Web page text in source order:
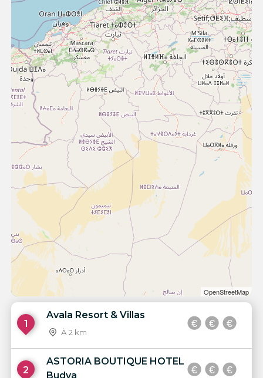
OpenStreetMap
1
Avala Resort & Villas
À 2 km
2
ASTORIA BOUTIQUE HOTEL
Budva